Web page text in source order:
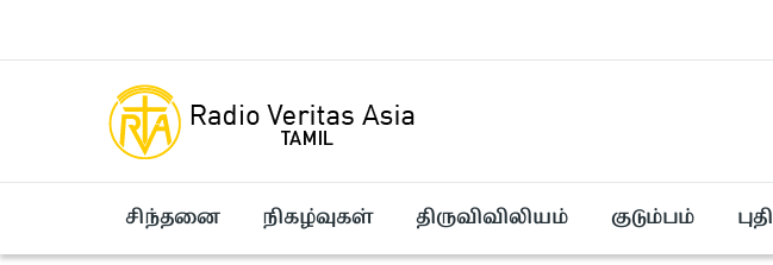
சிந்தனை நிகழ்வுகள் திருவிவிலியம் குடும்பம்